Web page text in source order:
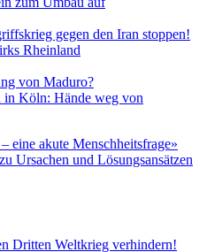
gegen den Iran stoppen!
Rheinland
von Maduro?
in Köln: Hände weg von
Dritten Weltkrieg verhindern!